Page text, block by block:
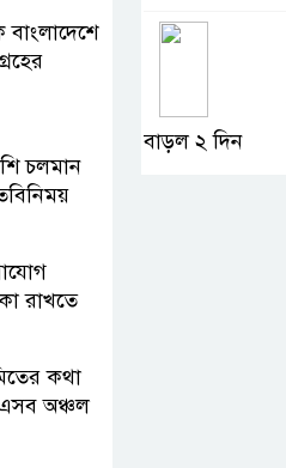
বাংলাদেশে
চলমান
রাখতে
কথা
এসব অঞ্চল
বাড়ল ২ দিন